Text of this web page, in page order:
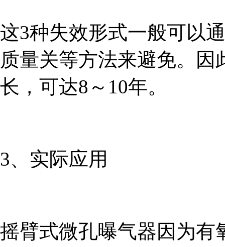
这3种失效形式一般可以
质量关等方法来避免。
长，可达8～10年。
3、实际应用
摇臂式微孔曝气器因为有